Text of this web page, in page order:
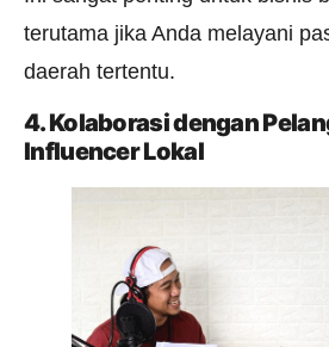
terutama jika Anda melayani
daerah tertentu.
4. Kolaborasi dengan
Influencer Lokal